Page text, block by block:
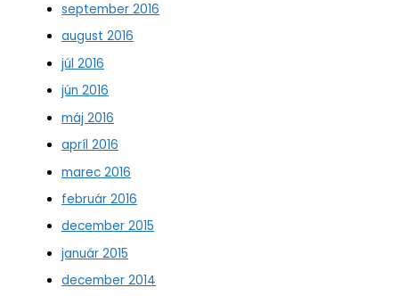
september 2016
august 2016
júl 2016
jún 2016
máj 2016
apríl 2016
marec 2016
február 2016
december 2015
január 2015
december 2014